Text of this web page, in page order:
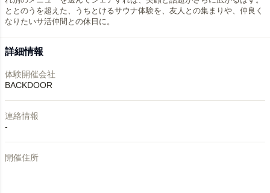
ととのうを超えた、うちとけるサウナ体験を、友人との集まりや、仲良く
なりたいサ活仲間との休日に。
詳細情報
体験開催会社
BACKDOOR
連絡情報
-
開催住所